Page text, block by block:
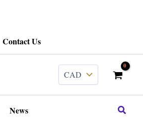
Contact Us
News Search